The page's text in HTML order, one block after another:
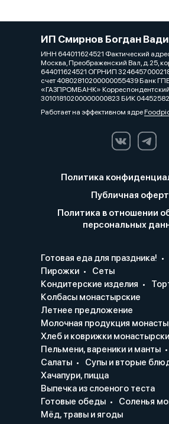
ИП Смирнов Богдан
ИНН 644011624521 Фактический
Москва, Преображенский Вал, д.25,
644011624521 ОГРНИП
счет 40802810200000055439 Банк
«ГАЗПРОМБАНК»
30101810200000000823 БИК
Работает на эффективном ядре
Политика
Публичная
Политика в отношении
персональных
Готовая еда для праздника!
Пирожки
Сеты
Кондитерские изделия
Колбасы монастырские
Летнее предложение
Молочная продукция
Хлеб и коврижки
Пельмени, вареники и манты
Салаты
Супы и вторые
Хачапури, пицца
Выпечка из слоеного теста
Готовые обеды
Соленья
Мёд, травы и ягоды